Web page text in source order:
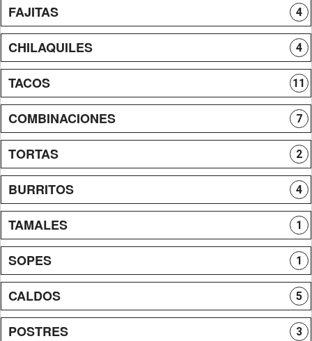
FAJITAS 4
CHILAQUILES 4
TACOS 11
COMBINACIONES 7
TORTAS 2
BURRITOS 4
TAMALES 1
SOPES 1
CALDOS 5
POSTRES 3